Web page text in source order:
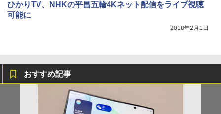
ひかりTV、NHKの平昌五輪4Kネット配信をライブ視聴
可能に
2018年2月1日
おすすめ記事